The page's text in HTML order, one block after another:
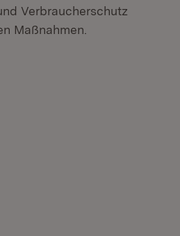
Verbraucherschutz
Maßnahmen.